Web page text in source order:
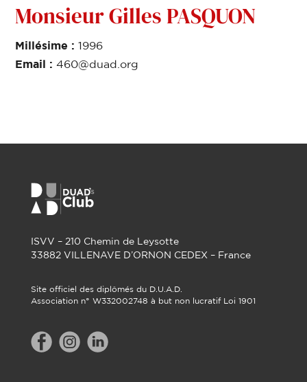
Monsieur Gilles PASQUON
Millésime :1996
Email :460@duad.org
ISVV – 210 Chemin de Leysotte
33882 VILLENAVE D’ORNON CEDEX – France
Site officiel des diplômés du D.U.A.D.
Association n° W332002748 à but non lucratif Loi 1901